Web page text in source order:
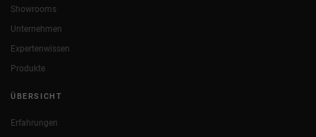
Showrooms
Unternehmen
Expertenwissen
Produkte
ÜBERSICHT
Erfahrungen